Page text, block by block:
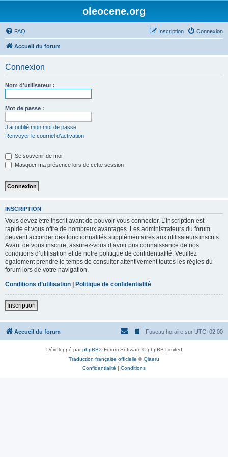
oleocene.org
FAQ Connexion
Inscription
Accueil du forum
Connexion
Nom d’utilisateur :
Mot de passe :
J’ai oublié mon mot de passe
Renvoyer le courriel d’activation
Se souvenir de moi
Masquer ma présence lors de cette session
INSCRIPTION
Vous devez être inscrit avant de pouvoir vous connecter. L’inscription est
rapide et vous offre de nombreux avantages. Les administrateurs du forum
peuvent accorder des fonctionnalités supplémentaires aux utilisateurs inscrits.
Avant de vous inscrire, assurez-vous d’avoir pris connaissance de nos
conditions d’utilisation et de notre politique de confidentialité. Veuillez
également prendre le temps de consulter attentivement toutes les règles du
forum lors de votre navigation.
Conditions d’utilisation | Politique de confidentialité
Inscription
Accueil du forum Fuseau horaire sur UTC+02:00
Développé parphpBB® Forum Software © phpBB Limited
Traduction française officielle ©Qiaeru
Confidentialité | Conditions